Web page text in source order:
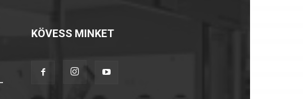
KÖVESS MINKET